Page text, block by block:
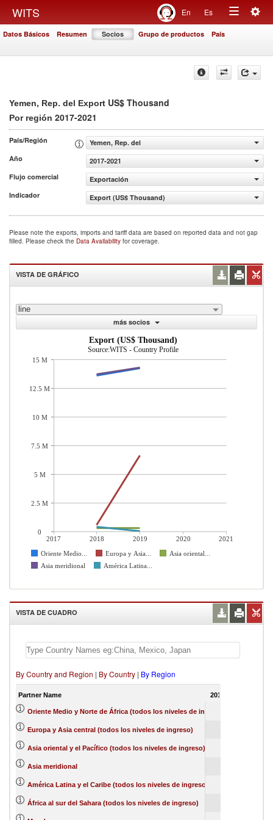
WITS En Es
Toggle
Datos Básicos Resumen Socios Grupo de productos País
Yemen, Rep. del Export US$ Thousand
Por región 2017-2021
País/Región
Yemen, Rep. del
Año
2017-2021
Flujo comercial
Exportación
Indicador
Export (US$ Thousand)
Please note the exports, imports and tariff data are based on reported data and not gap
filled. Please check the Data Availability for coverage.
VISTA DE GRÁFICO
line
más socios
Export (US$ Thousand)
Source:WITS - Country Profile
2017 2018 2019 2020
2021
Oriente Medio...
Europa y Asia...
Asia oriental...
Asia meridional
América Latina...
15 M
12.5 M
10 M
7.5 M
5 M
2.5 M
0
VISTA DE CUADRO
By Country and Region | By Country | By Region
Partner Name 2017
Oriente Medio y Norte de África (todos los niveles de ingreso)
Europa y Asia central (todos los niveles de ingreso)
Asia oriental y el Pacífico (todos los niveles de ingreso)
Asia meridional
América Latina y el Caribe (todos los niveles de ingreso)
África al sur del Sahara (todos los niveles de ingreso)